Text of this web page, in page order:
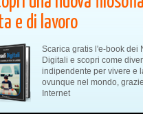
e di lavoro
Scarica gratis l'e-book dei
Digitali e scopri come
indipendente per vivere e
ovunque nel mondo,
Internet